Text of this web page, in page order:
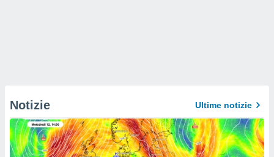
Notizie Ultime notizie